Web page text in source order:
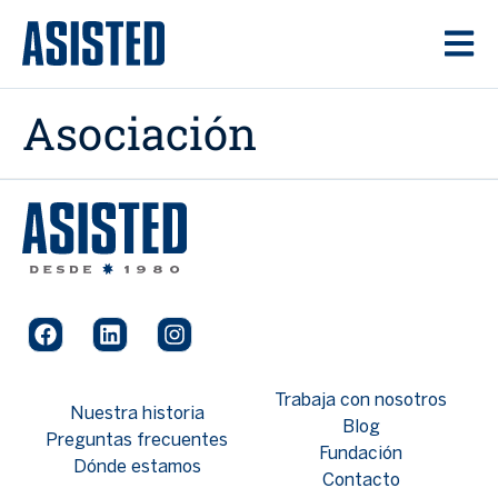
Asociación
Nuestra historia
Preguntas frecuentes
Dónde estamos
Trabaja con nosotros
Blog
Fundación
Contacto